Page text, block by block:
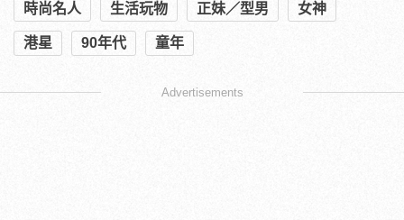
時尚名人 生活玩物 正妹／型男 女神
港星 90年代 童年
Advertisements